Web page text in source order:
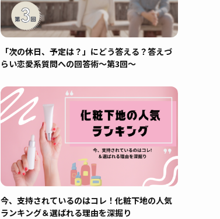
「次の休日、予定は？」にどう答える？答えづ
らい恋愛系質問への回答術～第3回～
今、支持されているのはコレ！化粧下地の人気
ランキング＆選ばれる理由を深掘り